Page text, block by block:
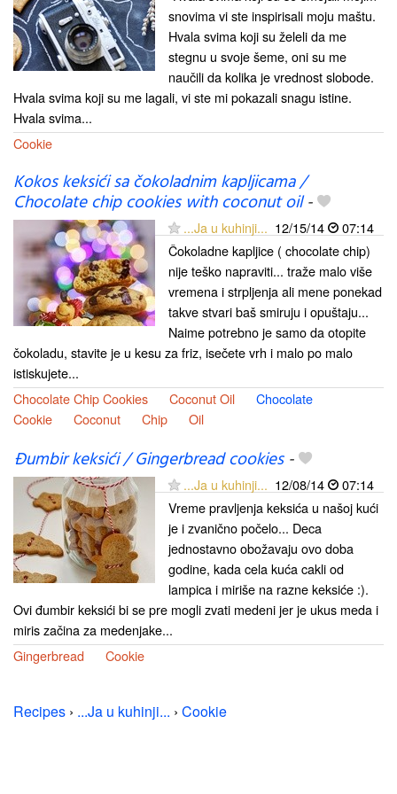
snovima vi ste inspirisali moju maštu.
Hvala svima koji su želeli da me
stegnu u svoje šeme, oni su me
naučili da kolika je vrednost slobode.
Hvala svima koji su me lagali, vi ste mi pokazali snagu istine.
Hvala svima...
Cookie
Kokos keksići sa čokoladnim kapljicama /
Chocolate chip cookies with coconut oil-
...Ja u kuhinji... 12/15/14
07:14
Čokoladne kapljice ( chocolate chip)
nije teško napraviti... traže malo više
vremena i strpljenja ali mene ponekad
takve stvari baš smiruju i opuštaju...
Naime potrebno je samo da otopite
čokoladu, stavite je u kesu za friz, isečete vrh i malo po malo
istiskujete...
Chocolate Chip Cookies
Coconut Oil
Chocolate
Cookie
Coconut Chip Oil
Đumbir keksići / Gingerbread cookies-
...Ja u kuhinji... 12/08/14
07:14
Vreme pravljenja keksića u našoj kući
je i zvanično počelo... Deca
jednostavno obožavaju ovo doba
godine, kada cela kuća cakli od
lampica i miriše na razne keksiće :).
Ovi đumbir keksići bi se pre mogli zvati medeni jer je ukus meda i
miris začina za medenjake...
Gingerbread
Cookie
Recipes › ...Ja u kuhinji... › Cookie